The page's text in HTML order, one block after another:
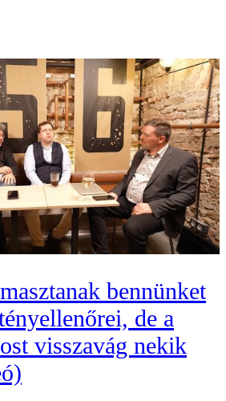
bennünket
de a
visszavág nekik